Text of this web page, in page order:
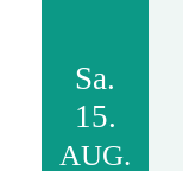
Sa.
15.
AUG.